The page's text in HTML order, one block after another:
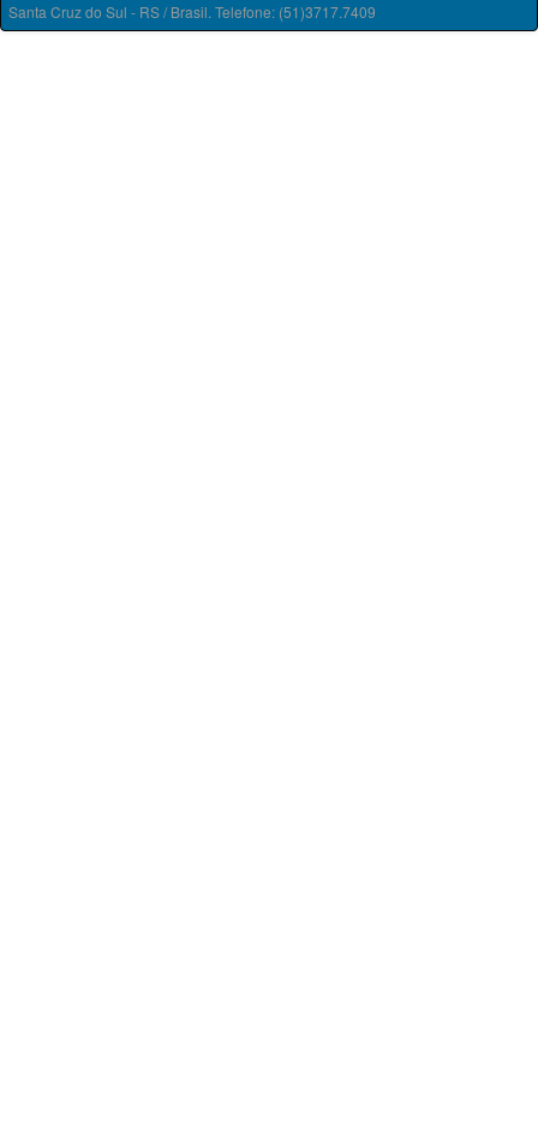
Santa Cruz do Sul - RS / Brasil. Telefone: (51)3717.7409